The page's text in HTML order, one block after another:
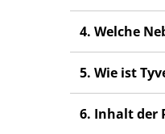
4. Welche
5. Wie ist
6. Inhalt der